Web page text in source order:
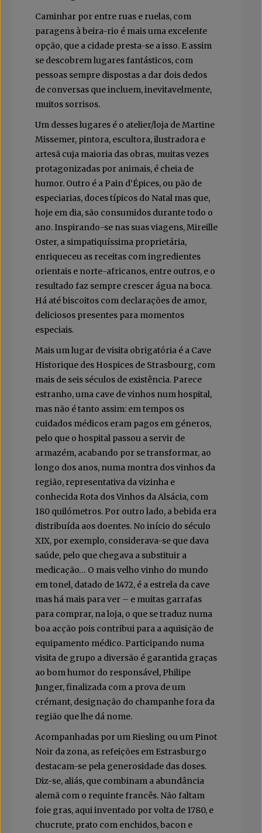
Caminhar por entre ruas e ruelas, com
paragens à beira-rio é mais uma excelente
opção, que a cidade presta-se a isso. E assim
se descobrem lugares fantásticos, com
pessoas sempre dispostas a dar dois dedos
de conversas que incluem, inevitavelmente,
muitos sorrisos.
Um desses lugares é o atelier/loja de Martine
Missemer, pintora, escultora, ilustradora e
artesã cuja maioria das obras, muitas vezes
protagonizadas por animais, é cheia de
humor. Outro é a Pain d’Épices, ou pão de
especiarias, doces típicos do Natal mas que,
hoje em dia, são consumidos durante todo o
ano. Inspirando-se nas suas viagens, Mireille
Oster, a simpatiquíssima proprietária,
enriqueceu as receitas com ingredientes
orientais e norte-africanos, entre outros, e o
resultado faz sempre crescer água na boca.
Há até biscoitos com declarações de amor,
deliciosos presentes para momentos
especiais.
Mais um lugar de visita obrigatória é a Cave
Historique des Hospices de Strasbourg, com
mais de seis séculos de existência. Parece
estranho, uma cave de vinhos num hospital,
mas não é tanto assim: em tempos os
cuidados médicos eram pagos em géneros,
pelo que o hospital passou a servir de
armazém, acabando por se transformar, ao
longo dos anos, numa montra dos vinhos da
região, representativa da vizinha e
conhecida Rota dos Vinhos da Alsácia, com
180 quilómetros. Por outro lado, a bebida era
distribuída aos doentes. No início do século
XIX, por exemplo, considerava-se que dava
saúde, pelo que chegava a substituir a
medicação… O mais velho vinho do mundo
em tonel, datado de 1472, é a estrela da cave
mas há mais para ver – e muitas garrafas
para comprar, na loja, o que se traduz numa
boa acção pois contribui para a aquisição de
equipamento médico. Participando numa
visita de grupo a diversão é garantida graças
ao bom humor do responsável, Philipe
Junger, finalizada com a prova de um
crémant, designação do champanhe fora da
região que lhe dá nome.
Acompanhadas por um Riesling ou um Pinot
Noir da zona, as refeições em Estrasburgo
destacam-se pela generosidade das doses.
Diz-se, aliás, que combinam a abundância
alemã com o requinte francês. Não faltam
foie gras, aqui inventado por volta de 1780, e
chucrute, prato com enchidos, bacon e